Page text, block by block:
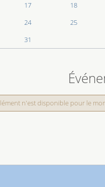
17 18
24 25
31
n'est disponible pour le